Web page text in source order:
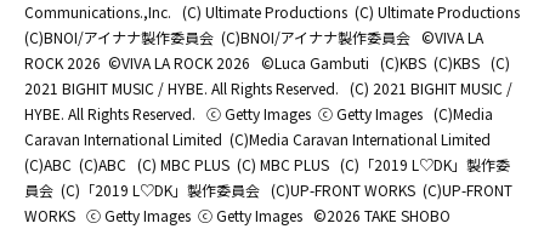
Communications.,Inc. (C) Ultimate Productions (C) Ultimate Productions
(C)BNOI/アイナナ製作委員会 (C)BNOI/アイナナ製作委員会 ©️VIVA LA
ROCK 2026 ©️VIVA LA ROCK 2026 ©Luca Gambuti (C)KBS (C)KBS (C)
2021 BIGHIT MUSIC / HYBE. All Rights Reserved. (C) 2021 BIGHIT MUSIC /
HYBE. All Rights Reserved. ⓒ Getty Images ⓒ Getty Images (C)Media
Caravan International Limited (C)Media Caravan International Limited
(C)ABC (C)ABC (C) MBC PLUS (C) MBC PLUS (C)「2019 L♡DK」製作委
員会 (C)「2019 L♡DK」製作委員会 (C)UP-FRONT WORKS (C)UP-FRONT
WORKS ⓒ Getty Images ⓒ Getty Images ©2026 TAKE SHOBO